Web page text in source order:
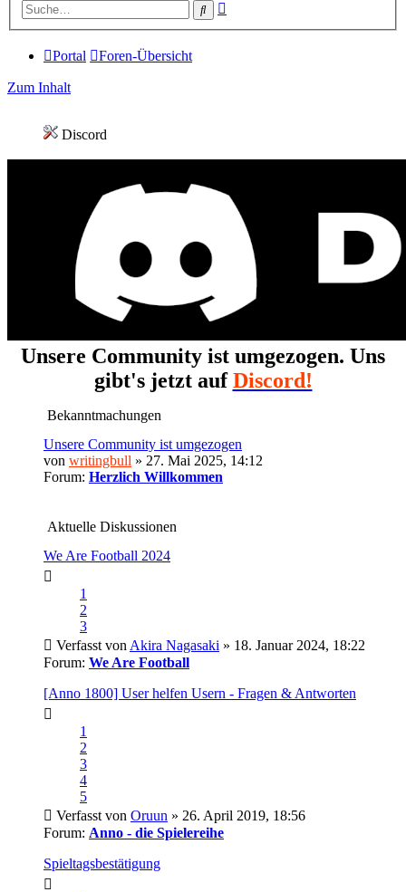
Suche
Portal Foren-Übersicht
Zum Inhalt
Discord
Unsere Community ist umgezogen. Uns
gibt's jetzt aufDiscord!
Bekanntmachungen
Unsere Community ist umgezogen
von writingbull » 27. Mai 2025, 14:12
Forum: Herzlich Willkommen
Aktuelle Diskussionen
We Are Football 2024
1
2
3
Verfasst von Akira Nagasaki » 18. Januar 2024, 18:22
Forum: We Are Football
[Anno 1800] User helfen Usern - Fragen & Antworten
1
2
3
4
5
Verfasst von Oruun » 26. April 2019, 18:56
Forum: Anno - die Spielereihe
Spieltagsbestätigung